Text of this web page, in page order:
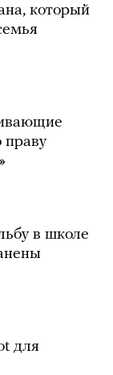
который
в школе
для